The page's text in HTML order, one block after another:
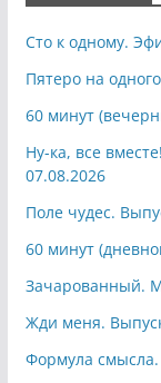
Сто к одному.
Пятеро на
60 минут
Ну-ка, все
07.08.2026
Поле чудес.
60 минут
Зачарованный.
Жди меня.
Формула